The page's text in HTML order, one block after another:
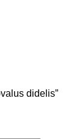
didelis”